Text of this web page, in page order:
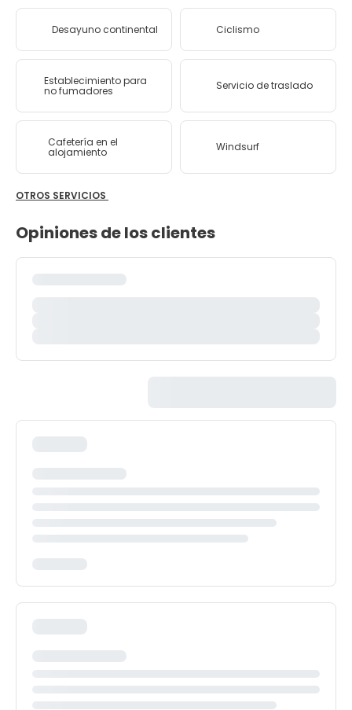
Desayuno continental Ciclismo
Establecimiento para
no fumadores Servicio de traslado
Cafetería en el
alojamiento Windsurf
OTROS SERVICIOS
Opiniones de los clientes